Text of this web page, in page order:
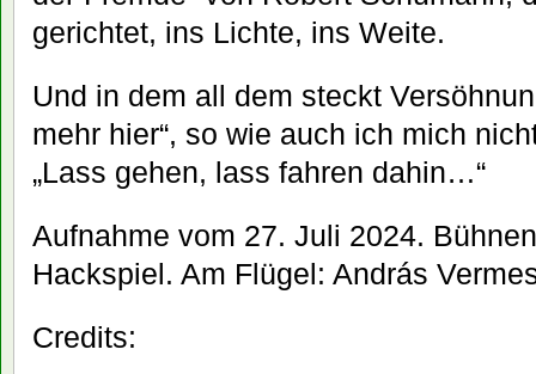
gerichtet, ins Lichte, ins Weite.
Und in dem all dem steckt
mehr hier“, so wie auch ich mich
„Lass gehen, lass fahren dahin…“
Aufnahme vom 27. Juli 2024.
Hackspiel. Am Flügel: András
Credits: